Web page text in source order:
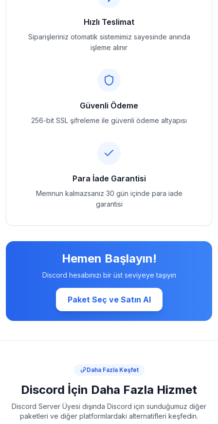
Hızlı Teslimat
Siparişleriniz otomatik sistemimiz sayesinde anında
işleme alınır
Güvenli Ödeme
256-bit SSL şifreleme ile güvenli ödeme altyapısı
Para İade Garantisi
Memnun kalmazsanız 30 gün içinde para iade
garantisi
Hemen Başlayın!
Discord hesabınızı bir üst seviyeye taşıyın
Paket Seç ve Satın Al
Daha Fazla Keşfet
Discord İçin Daha Fazla Hizmet
Discord Server Üyesi dışında Discord için sunduğumuz diğer
paketleri ve diğer platformlardaki alternatifleri keşfedin.